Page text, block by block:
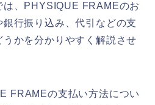
は、PHYSIQUE FRAMEのお
行振り込み、代引などの支
かを分かりやすく解説させ
FRAMEの支払い方法につい